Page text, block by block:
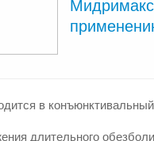
в
длительного